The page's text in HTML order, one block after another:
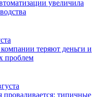
увеличила
теряют деньги и
проблем
типичные